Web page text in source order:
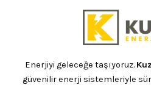
Enerjiyi geleceğe taşıyoruz.
güvenilir enerji sistemleriyle